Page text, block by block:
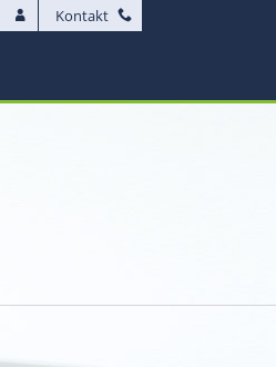
Kontakt